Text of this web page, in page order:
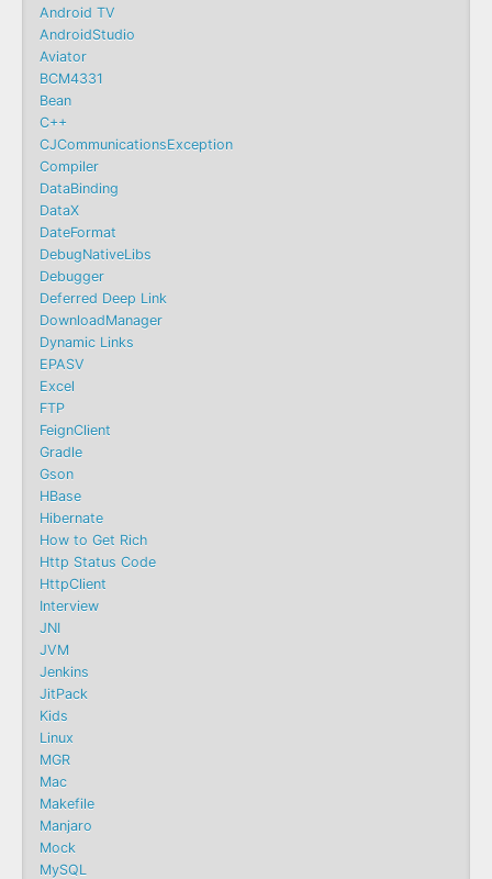
Android TV
AndroidStudio
Aviator
BCM4331
Bean
C++
CJCommunicationsException
Compiler
DataBinding
DataX
DateFormat
DebugNativeLibs
Debugger
Deferred Deep Link
DownloadManager
Dynamic Links
EPASV
Excel
FTP
FeignClient
Gradle
Gson
HBase
Hibernate
How to Get Rich
Http Status Code
HttpClient
Interview
JNI
JVM
Jenkins
JitPack
Kids
Linux
MGR
Mac
Makefile
Manjaro
Mock
MySQL